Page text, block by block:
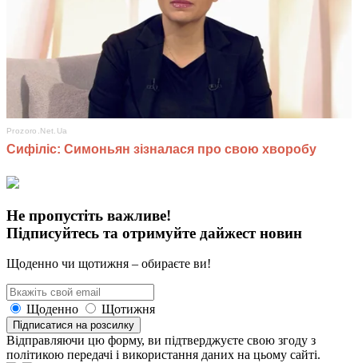
Не пропустіть важливе!
Підписуйтесь та отримуйте дайжест новин
Щоденно чи щотижня – обираєте ви!
Щоденно Щотижня
Підписатися на розсилку
Відправляючи цю форму, ви підтверджуєте свою згоду з
політикою передачі і використання даних на цьому сайті.